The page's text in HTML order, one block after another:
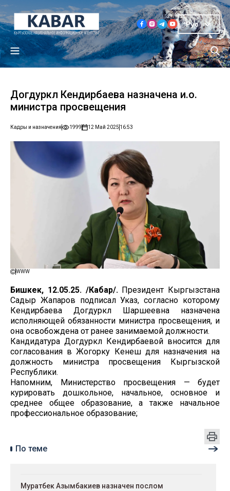
Рус
Догдуркүл Кендирбаева назначена и.о.
министра просвещения
Кадры и назначения 1999 12 Май 2025 16:53
WWW
Бишкек, 12.05.25. /Кабар/. Президент Кыргызстана
Садыр Жапаров подписал Указ, согласно которому
Кендирбаева Догдуркүл Шаршеевна назначена
исполняющей обязанности министра просвещения, и
она освобождена от ранее занимаемой должности.
Кандидатура Догдуркүл Кендирбаевой вносится для
согласования в Жогорку Кенеш для назначения на
должность министра просвещения Кыргызской
Республики.
Напомним, Министерство просвещения — будет
курировать дошкольное, начальное, основное и
среднее общее образование, а также начальное
профессиональное образование;
По теме
Муратбек Азымбакиев назначен послом